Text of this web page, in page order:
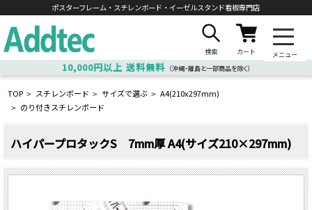
ポスターフレーム・スチレンボード・ イーゼルスタンド看板専門店
検索 カート メニュー
10,000円以上 送料無料 （沖縄・離島と一部商品を除く）
TOP > スチレンボード > サイズで選ぶ > A4(210x297mm)
> のり付きスチレンボード
ハイパープロタックS 7mm厚 A4(サイズ210×297mm)